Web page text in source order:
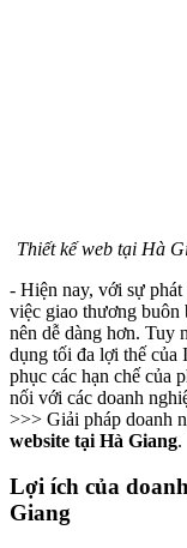
Thiết kế web tại Hà
- Hiện nay, với sự
việc giao thương buôn
nên dễ dàng hơn. Tuy
dụng tối đa lợi thế của
phục các hạn chế của
nối với các doanh
>>> Giải pháp doanh
website tại Hà Giang.
Lợi ích của
Giang